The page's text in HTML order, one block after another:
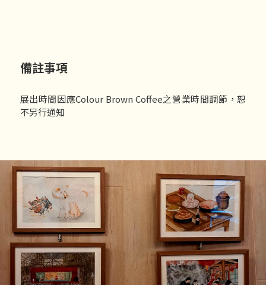
備註事項
展出時間因應Colour Brown Coffee之營業時間調節，恕
不另行通知